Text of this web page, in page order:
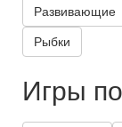
Развивающие
Рыбки
Игры